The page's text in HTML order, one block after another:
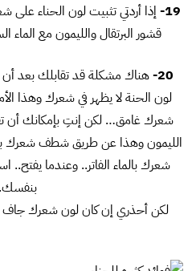
19- إذا أردتي تثبيت لون الحناء
قشور البرتقال والليمون مع
20- هناك مشكلة قد تقابلك بعد
لون الحنة لا يظهر في شعرك وهذا
شعرك غامق… لكن إنتِ بإمكانك أن
الليمون وهذا عن طريق شطف شعرك
شعرك بالماء الفاتر.. وعندما يفتح..
لكن أحذري إن كان لون شعرك جاف